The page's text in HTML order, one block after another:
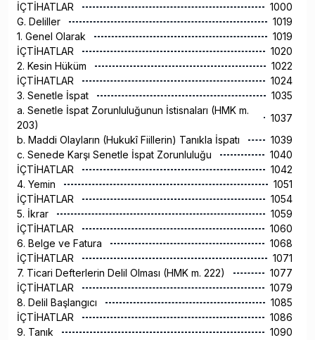
İÇTİHATLAR
1000
G. Deliller
1019
1. Genel Olarak
1019
İÇTİHATLAR
1020
2. Kesin Hüküm
1022
İÇTİHATLAR
1024
3. Senetle İspat
1035
a. Senetle İspat Zorunluluğunun İstisnaları (HMK m.
203)
1037
b. Maddi Olayların (Hukukî Fiillerin) Tanıkla İspatı
1039
c. Senede Karşı Senetle İspat Zorunluluğu
1040
İÇTİHATLAR
1042
4. Yemin
1051
İÇTİHATLAR
1054
5. İkrar
1059
İÇTİHATLAR
1060
6. Belge ve Fatura
1068
İÇTİHATLAR
1071
7. Ticari Defterlerin Delil Olması (HMK m. 222)
1077
İÇTİHATLAR
1079
8. Delil Başlangıcı
1085
İÇTİHATLAR
1086
9. Tanık
1090